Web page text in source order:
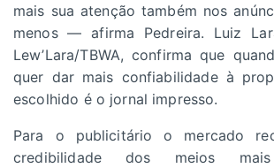
mais sua atenção também nos
menos — afirma Pedreira. Luiz
Lew’Lara/TBWA, confirma que
quer dar mais confiabilidade à
escolhido é o jornal impresso.
Para o publicitário o mercado
credibilidade dos meios